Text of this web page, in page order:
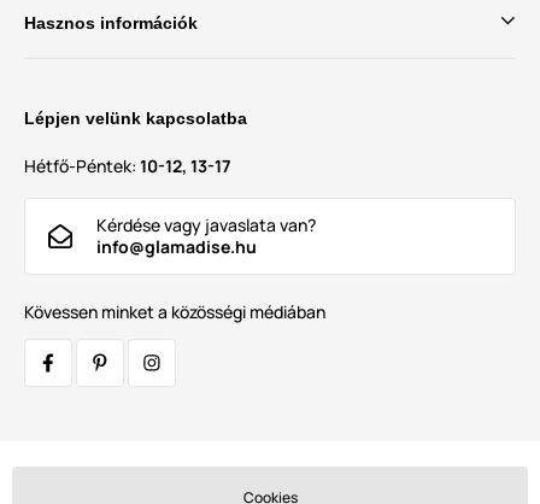
Hasznos információk
Lépjen velünk kapcsolatba
Hétfő-Péntek: 10-12, 13-17
Kérdése vagy javaslata van?
info@glamadise.hu
Kövessen minket a közösségi médiában
Cookies